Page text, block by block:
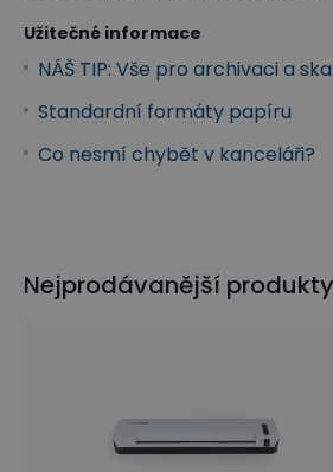
Užitečné informace
NÁŠ TIP: Vše pro archivaci a
Standardní formáty papíru
Co nesmí chybět v kanceláři?
Nejprodávanější produkty